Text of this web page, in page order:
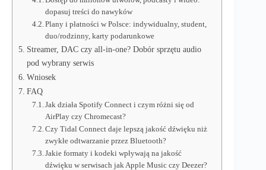
dopasuj treści do nawyków
Plany i płatności w Polsce: indywidualny, student,
duo/rodzinny, karty podarunkowe
Streamer, DAC czy all‑in‑one? Dobór sprzętu audio
pod wybrany serwis
Wniosek
FAQ
Jak działa Spotify Connect i czym różni się od
AirPlay czy Chromecast?
Czy Tidal Connect daje lepszą jakość dźwięku niż
zwykłe odtwarzanie przez Bluetooth?
Jakie formaty i kodeki wpływają na jakość
dźwięku w serwisach jak Apple Music czy Deezer?